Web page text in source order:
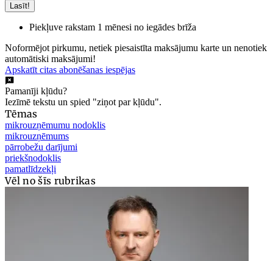
Lasīt!
Piekļuve rakstam 1 mēnesi no iegādes brīža
Noformējot pirkumu, netiek piesaistīta maksājumu karte un nenotiek
automātiski maksājumi!
Apskatīt citas abonēšanas iespējas
Pamanīji kļūdu?
Iezīmē tekstu un spied "ziņot par kļūdu".
Tēmas
mikrouzņēmumu nodoklis
mikrouzņēmums
pārrobežu darījumi
priekšnodoklis
pamatlīdzekļi
Vēl no šīs rubrikas